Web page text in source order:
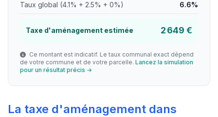
Taux global (4.1% + 2.5% + 0%) 6.6%
Taxe d'aménagement estimée 2 649 €
Ce montant est indicatif. Le taux communal exact dépend
de votre commune et de votre parcelle. Lancez la simulation
pour un résultat précis →
La taxe d'aménagement dans